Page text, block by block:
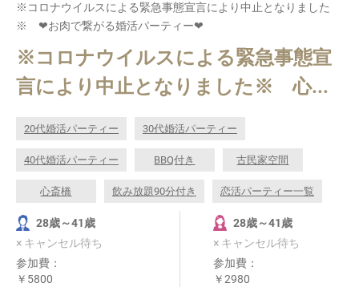
※コロナウイルスによる緊急事態宣言により中止となりました
※ ❤お肉で繋がる婚活パーティー❤
※コロナウイルスによる緊急事態宣
言により中止となりました※ 心...
20代婚活パーティー 30代婚活パーティー
40代婚活パーティー BBQ付き 古民家空間
心斎橋 飲み放題90分付き 恋活パーティー一覧
28歳～41歳
× キャンセル待ち
参加費：
￥5800
28歳～41歳
× キャンセル待ち
参加費：
￥2980